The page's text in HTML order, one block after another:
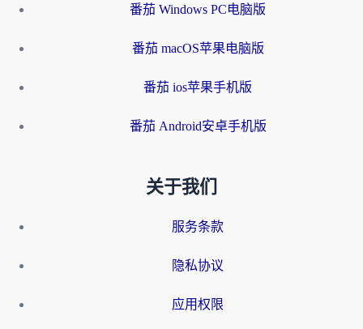
番茄 Windows PC电脑版
番茄 macOS苹果电脑版
番茄 ios苹果手机版
番茄 Android安卓手机版
关于我们
服务条款
隐私协议
应用权限